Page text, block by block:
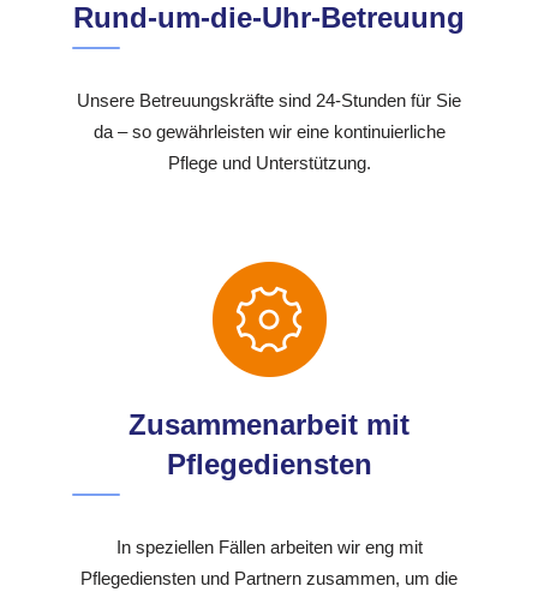
Rund-um-die-Uhr-Betreuung
Unsere Betreuungskräfte sind 24-Stunden für Sie
da – so gewährleisten wir eine kontinuierliche
Pflege und Unterstützung.
Zusammenarbeit mit
Pflegediensten
In speziellen Fällen arbeiten wir eng mit
Pflegediensten und Partnern zusammen, um die